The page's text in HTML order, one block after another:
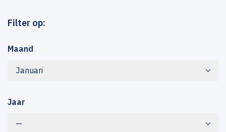
Filter op:
Maand
Januari
Jaar
—